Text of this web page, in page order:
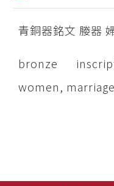
青銅器銘文 媵器
bronze
women,